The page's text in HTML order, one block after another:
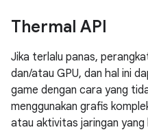
Thermal API
Jika terlalu panas,
dan/atau GPU, dan hal ini
game dengan cara yang
menggunakan grafis
atau aktivitas jaringan yang